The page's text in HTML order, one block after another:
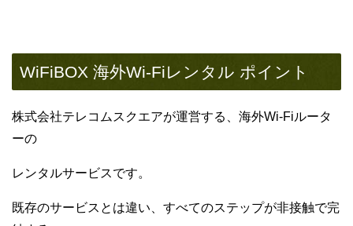
WiFiBOX 海外Wi-Fiレンタル ポイント
株式会社テレコムスクエアが運営する、海外Wi-Fiルータ
ーの
レンタルサービスです。
既存のサービスとは違い、すべてのステップが非接触で完